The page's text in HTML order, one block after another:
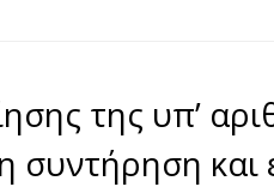
της υπ’
συντήρηση και